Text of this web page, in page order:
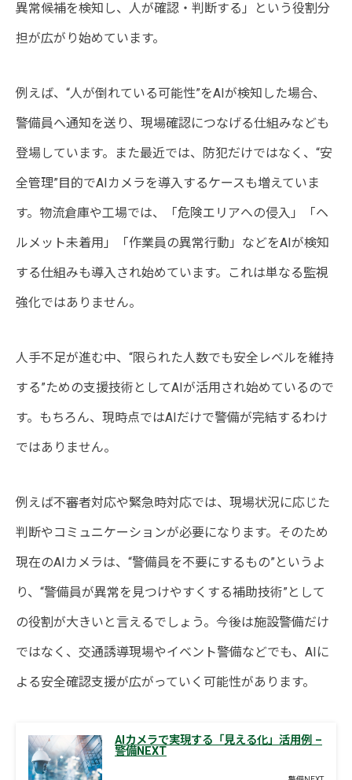
異常候補を検知し、人が確認・判断する」という役割分
担が広がり始めています。
例えば、“人が倒れている可能性”をAIが検知した場合、
警備員へ通知を送り、現場確認につなげる仕組みなども
登場しています。また最近では、防犯だけではなく、“安
全管理”目的でAIカメラを導入するケースも増えていま
す。物流倉庫や工場では、「危険エリアへの侵入」「ヘ
ルメット未着用」「作業員の異常行動」などをAIが検知
する仕組みも導入され始めています。これは単なる監視
強化ではありません。
人手不足が進む中、“限られた人数でも安全レベルを維持
する”ための支援技術としてAIが活用され始めているので
す。もちろん、現時点ではAIだけで警備が完結するわけ
ではありません。
例えば不審者対応や緊急時対応では、現場状況に応じた
判断やコミュニケーションが必要になります。そのため
現在のAIカメラは、“警備員を不要にするもの”というよ
り、“警備員が異常を見つけやすくする補助技術”として
の役割が大きいと言えるでしょう。今後は施設警備だけ
ではなく、交通誘導現場やイベント警備などでも、AIに
よる安全確認支援が広がっていく可能性があります。
AIカメラで実現する「見える化」活用例 –
警備NEXT